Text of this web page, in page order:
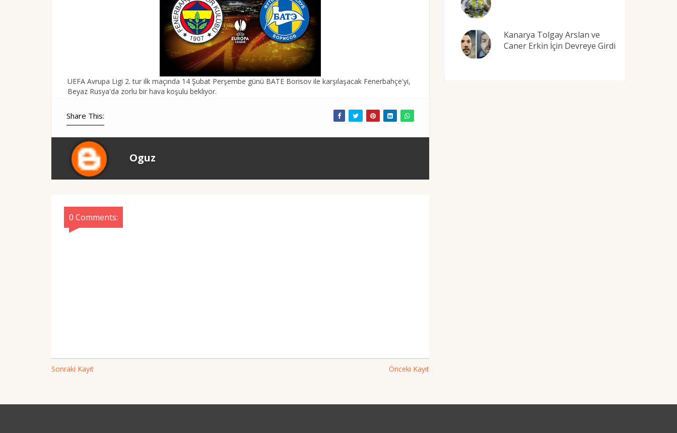
UEFA Avrupa Ligi 2. tur ilk maçında 14 Şubat Perşembe günü BATE Borisov ile karşılaşacak Fenerbahçe'yi,
Beyaz Rusya'da zorlu bir hava koşulu bekliyor.
Share This:
Oguz
0 Comments:
Sonraki Kayıt Önceki Kayıt
Kanarya Tolgay Arslan ve
Caner Erkin İçin Devreye Girdi